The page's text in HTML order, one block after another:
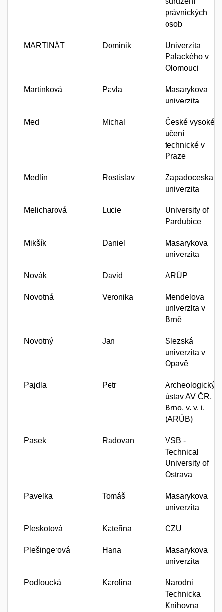
právnických
osob
MARTINÁT Dominik
Univerzita
Palackého v
Olomouci
Martinková Pavla
Masarykova
univerzita
Med Michal
České vysoké
učení
technické v
Praze
Medlín Rostislav
Zapadoceska
univerzita
Melicharová Lucie
University of
Pardubice
Mikšík Daniel
Masarykova
univerzita
Novák David ARÚP
Novotná Veronika
Mendelova
univerzita v
Brně
Novotný Jan
Slezská
univerzita v
Opavě
Pajdla Petr
Archeologický
ústav AV ČR,
Brno, v. v. i.
(ARÚB)
Pasek Radovan
VSB -
Technical
University of
Ostrava
Pavelka Tomáš
Masarykova
univerzita
Pleskotová Kateřina CZU
Plešingerová Hana
Masarykova
univerzita
Podloucká Karolina
Narodni
Technicka
Knihovna